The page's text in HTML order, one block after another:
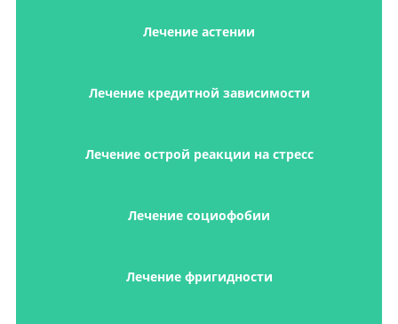
Лечение астении
Лечение кредитной зависимости
Лечение острой реакции на стресс
Лечение социофобии
Лечение фригидности